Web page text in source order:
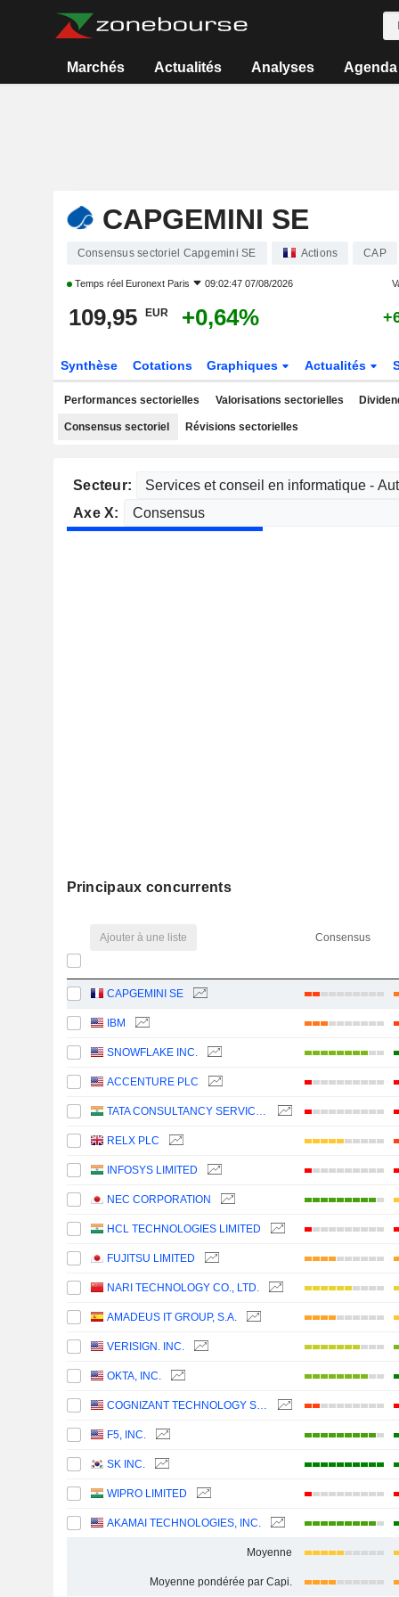
Marchés Actualités Analyses Agenda
CAPGEMINI SE
Consensus sectoriel Capgemini SE Actions CAP
Temps réel Euronext Paris 09:02:47 07/08/2026
109,95 EUR +0,64%
Synthèse Cotations Graphiques Actualités
Performances sectorielles Valorisations sectorielles
Consensus sectoriel Révisions sectorielles
Secteur:
Axe X:
Principaux concurrents
Ajouter à une liste Consensus
CAPGEMINI SE
IBM
SNOWFLAKE INC.
ACCENTURE PLC
TATA CONSULTANCY SERVICES LTD.
RELX PLC
INFOSYS LIMITED
NEC CORPORATION
HCL TECHNOLOGIES LIMITED
FUJITSU LIMITED
NARI TECHNOLOGY CO., LTD.
AMADEUS IT GROUP, S.A.
VERISIGN. INC.
OKTA, INC.
COGNIZANT TECHNOLOGY SOLUTIONS CORPORATION
F5, INC.
SK INC.
WIPRO LIMITED
AKAMAI TECHNOLOGIES, INC.
Moyenne
Moyenne pondérée par Capi.